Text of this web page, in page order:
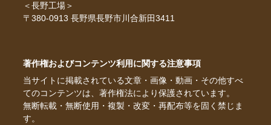
＜長野工場＞
〒380-0913 長野県長野市川合新田3411
著作権およびコンテンツ利用に関する注意事項
当サイトに掲載されている文章・画像・動画・その他すべ
てのコンテンツは、著作権法により保護されています。
無断転載・無断使用・複製・改変・再配布等を固く禁じま
す。